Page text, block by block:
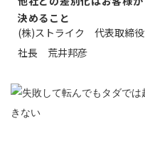
決めること
(株)ストライク 代表取締役
社長 荒井邦彦